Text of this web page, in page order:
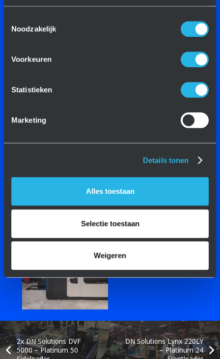
Noodzakelijk
Voorkeuren
Statistieken
Marketing
Details tonen
Alles toestaan
Selectie toestaan
Weigeren
the perfect way to take the
first steps in automation.
2x DN Solutions DVF
5000 – Platinum 50
DN Solutions Lynx 220LY
– Platinum 24